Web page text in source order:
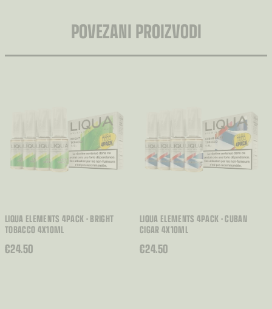
POVEZANI PROIZVODI
LIQUA ELEMENTS 4PACK - BRIGHT
TOBACCO 4X10ML
€24.50
LIQUA ELEMENTS 4PACK - CUBAN
CIGAR 4X10ML
€24.50